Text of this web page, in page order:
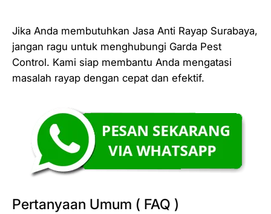
Jika Anda membutuhkan Jasa Anti Rayap Surabaya,
jangan ragu untuk menghubungi Garda Pest
Control. Kami siap membantu Anda mengatasi
masalah rayap dengan cepat dan efektif.
Pertanyaan Umum ( FAQ )